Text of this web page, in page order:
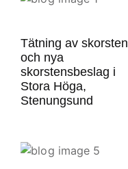
Tätning av skorsten
och nya
skorstensbeslag i
Stora Höga,
Stenungsund